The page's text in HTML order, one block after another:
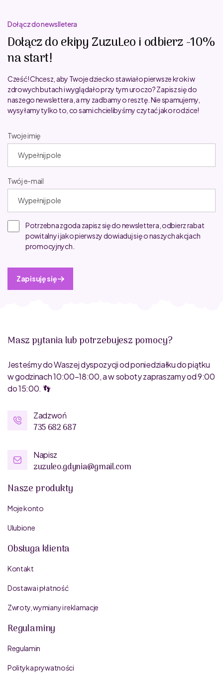
Dołącz do newslletera
Dołącz do ekipy ZuzuLeo i odbierz -10%
na start!
Cześć! Chcesz, aby Twoje dziecko stawiało pierwsze kroki w
zdrowych butach i wyglądało przy tym uroczo? Zapisz się do
naszego newslettera, a my zadbamy o resztę. Nie spamujemy,
wysyłamy tylko to, co sami chcielibyśmy czytać jako rodzice!
Twoje imię
Twój e-mail
Potrzebna zgoda zapisz się do newslettera, odbierz rabat
powitalny i jako pierwszy dowiaduj się o naszych akcjach
promocyjnych.
Zapisuję się
Masz pytania lub potrzebujesz pomocy?
Jesteśmy do Waszej dyspozycji od poniedziałku do piątku
w godzinach 10:00–18:00, a w soboty zapraszamy od 9:00
do 15:00. 👣
Zadzwoń
735 682 687
Napisz
zuzuleo.gdynia@gmail.com
Nasze produkty
Moje konto
Ulubione
Obsługa klienta
Kontakt
Dostawa i płatność
Zwroty, wymiany i reklamacje
Regulaminy
Regulamin
Polityka prywatności